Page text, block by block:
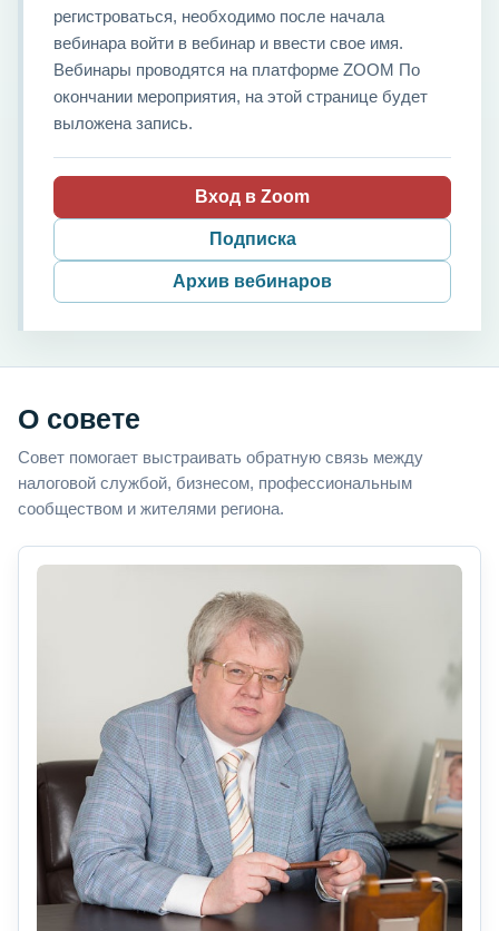
регистроваться, необходимо после начала
вебинара войти в вебинар и ввести свое имя.
Вебинары проводятся на платформе ZOOM По
окончании мероприятия, на этой странице будет
выложена запись.
Вход в Zoom
Подписка
Архив вебинаров
О совете
Совет помогает выстраивать обратную связь между
налоговой службой, бизнесом, профессиональным
сообществом и жителями региона.